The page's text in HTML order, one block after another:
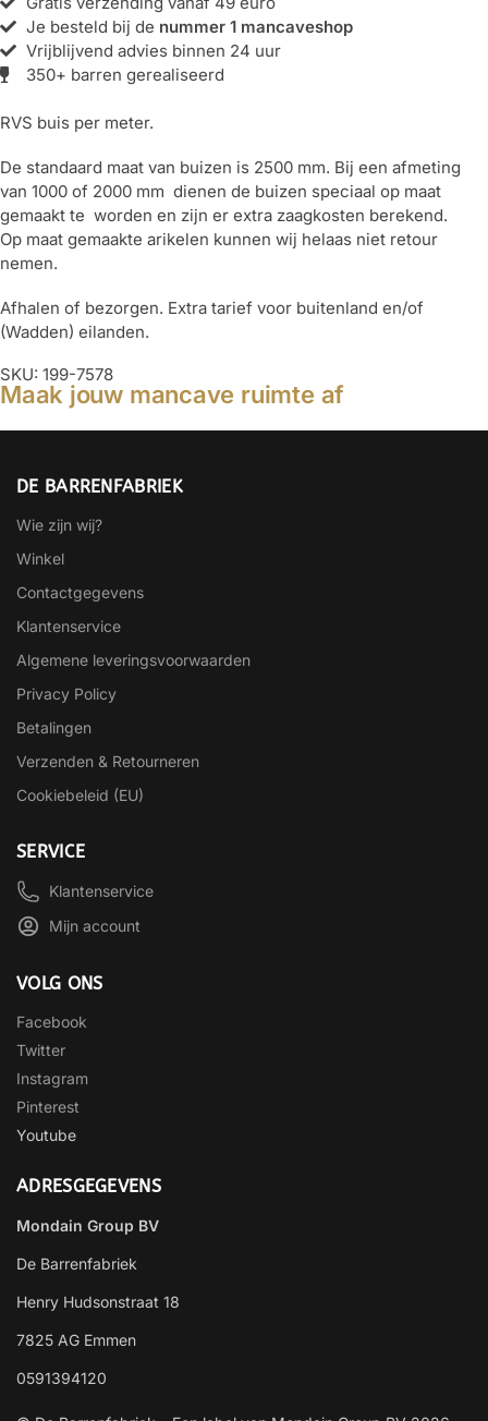
Je besteld bij de nummer 1 mancaveshop
Vrijblijvend advies binnen 24 uur
350+ barren gerealiseerd
RVS buis per meter.
De standaard maat van buizen is 2500 mm. Bij een afmeting
van 1000 of 2000 mm dienen de buizen speciaal op maat
gemaakt te worden en zijn er extra zaagkosten berekend.
Op maat gemaakte arikelen kunnen wij helaas niet retour
nemen.
Afhalen of bezorgen. Extra tarief voor buitenland en/of
(Wadden) eilanden.
SKU: 199-7578
Maak jouw mancave ruimte af
DE BARRENFABRIEK
Wie zijn wij?
Winkel
Contactgegevens
Klantenservice
Algemene leveringsvoorwaarden
Privacy Policy
Betalingen
Verzenden & Retourneren
Cookiebeleid (EU)
SERVICE
Klantenservice
Mijn account
VOLG ONS
Facebook
Twitter
Instagram
Pinterest
Youtube
ADRESGEGEVENS
Mondain Group BV
De Barrenfabriek
Henry Hudsonstraat 18
7825 AG Emmen
0591394120